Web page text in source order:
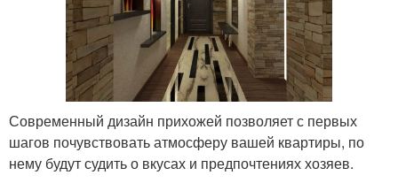
Современный дизайн прихожей позволяет с первых
шагов почувствовать атмосферу вашей квартиры, по
нему будут судить о вкусах и предпочтениях хозяев.